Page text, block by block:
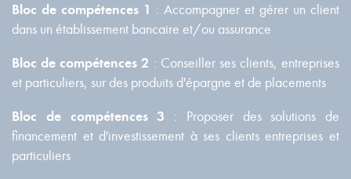
Bloc de compétences 1 : Accompagner et gérer un client
dans un établissement bancaire et/ou assurance
Bloc de compétences 2 : Conseiller ses clients, entreprises
et particuliers, sur des produits d'épargne et de placements
Bloc de compétences 3 : Proposer des solutions de
financement et d'investissement à ses clients entreprises et
particuliers